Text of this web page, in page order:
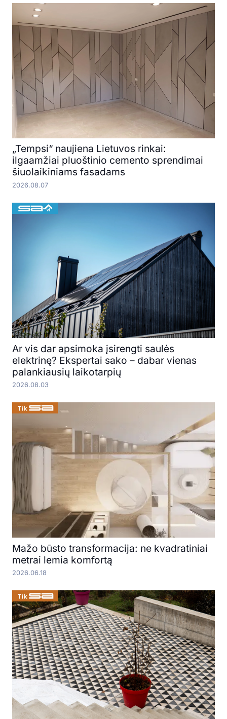
„Tempsi“ naujiena Lietuvos rinkai:
ilgaamžiai pluoštinio cemento sprendimai
šiuolaikiniams fasadams
2026.08.07
Ar vis dar apsimoka įsirengti saulės
elektrinę? Ekspertai sako – dabar vienas
palankiausių laikotarpių
2026.08.03
Mažo būsto transformacija: ne kvadratiniai
metrai lemia komfortą
2026.06.18